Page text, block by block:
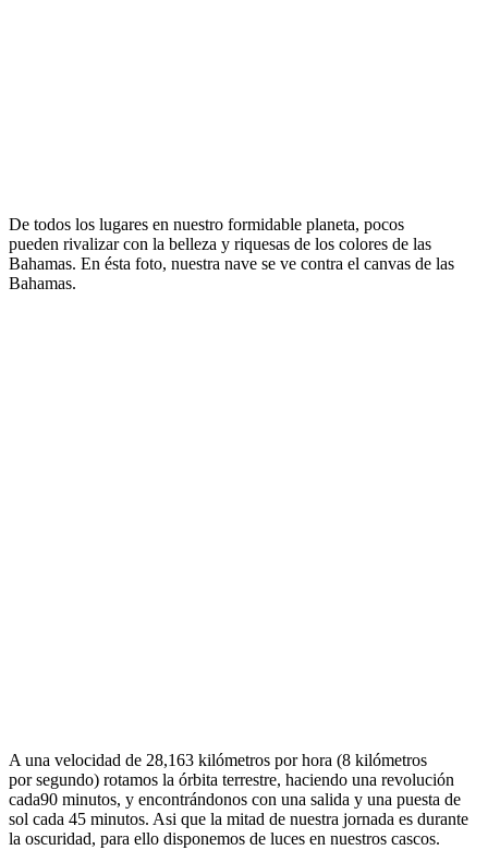
De todos los lugares en nuestro formidable planeta, pocos
pueden rivalizar con la belleza y riquesas de los colores de las
Bahamas. En ésta foto, nuestra nave se ve contra el canvas de las
Bahamas.
A una velocidad de 28,163 kilómetros por hora (8 kilómetros
por segundo) rotamos la órbita terrestre, haciendo una revolución
cada90 minutos, y encontrándonos con una salida y una puesta de
sol cada 45 minutos. Asi que la mitad de nuestra jornada es durante
la oscuridad, para ello disponemos de luces en nuestros cascos.